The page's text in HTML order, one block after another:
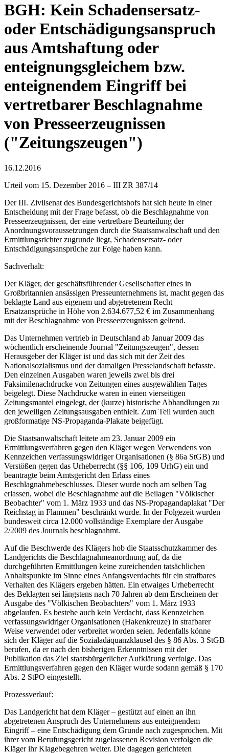
BGH: Kein Schadensersatz-
oder Entschädigungsanspruch
aus Amtshaftung oder
enteignungsgleichem bzw.
enteignendem Eingriff bei
vertretbarer Beschlagnahme
von Presseerzeugnissen
("Zeitungszeugen")
16.12.2016
Urteil vom 15. Dezember 2016 – III ZR 387/14
Der III. Zivilsenat des Bundesgerichtshofs hat sich heute in einer
Entscheidung mit der Frage befasst, ob die Beschlagnahme von
Presseerzeugnissen, der eine vertretbare Beurteilung der
Anordnungsvoraussetzungen durch die Staatsanwaltschaft und den
Ermittlungsrichter zugrunde liegt, Schadensersatz- oder
Entschädigungsansprüche zur Folge haben kann.
Sachverhalt:
Der Kläger, der geschäftsführender Gesellschafter eines in
Großbritannien ansässigen Presseunternehmens ist, macht gegen das
beklagte Land aus eigenem und abgetretenem Recht
Ersatzansprüche in Höhe von 2.634.677,52 € im Zusammenhang
mit der Beschlagnahme von Presseerzeugnissen geltend.
Das Unternehmen vertrieb in Deutschland ab Januar 2009 das
wöchentlich erscheinende Journal "Zeitungszeugen", dessen
Herausgeber der Kläger ist und das sich mit der Zeit des
Nationalsozialismus und der damaligen Presselandschaft befasste.
Den einzelnen Ausgaben waren jeweils zwei bis drei
Faksimilenachdrucke von Zeitungen eines ausgewählten Tages
beigelegt. Diese Nachdrucke waren in einen vierseitigen
Zeitungsmantel eingelegt, der (kurze) historische Abhandlungen zu
den jeweiligen Zeitungsausgaben enthielt. Zum Teil wurden auch
großformatige NS-Propaganda-Plakate beigefügt.
Die Staatsanwaltschaft leitete am 23. Januar 2009 ein
Ermittlungsverfahren gegen den Kläger wegen Verwendens von
Kennzeichen verfassungswidriger Organisationen (§ 86a StGB) und
Verstößen gegen das Urheberrecht (§§ 106, 109 UrhG) ein und
beantragte beim Amtsgericht den Erlass eines
Beschlagnahmebeschlusses. Dieser wurde noch am selben Tag
erlassen, wobei die Beschlagnahme auf die Beilagen "Völkischer
Beobachter" vom 1. März 1933 und das NS-Propagandaplakat "Der
Reichstag in Flammen" beschränkt wurde. In der Folgezeit wurden
bundesweit circa 12.000 vollständige Exemplare der Ausgabe
2/2009 des Journals beschlagnahmt.
Auf die Beschwerde des Klägers hob die Staatsschutzkammer des
Landgerichts die Beschlagnahmeanordnung auf, da die
durchgeführten Ermittlungen keine zureichenden tatsächlichen
Anhaltspunkte im Sinne eines Anfangsverdachts für ein strafbares
Verhalten des Klägers ergeben hätten. Ein etwaiges Urheberrecht
des Beklagten sei längstens nach 70 Jahren ab dem Erscheinen der
Ausgabe des "Völkischen Beobachters" vom 1. März 1933
abgelaufen. Es bestehe auch kein Verdacht, dass Kennzeichen
verfassungswidriger Organisationen (Hakenkreuze) in strafbarer
Weise verwendet oder verbreitet worden seien. Jedenfalls könne
sich der Kläger auf die Sozialadäquanzklausel des § 86 Abs. 3 StGB
berufen, da er nach den bisherigen Erkenntnissen mit der
Publikation das Ziel staatsbürgerlicher Aufklärung verfolge. Das
Ermittlungsverfahren gegen den Kläger wurde sodann gemäß § 170
Abs. 2 StPO eingestellt.
Prozessverlauf:
Das Landgericht hat dem Kläger – gestützt auf einen an ihn
abgetretenen Anspruch des Unternehmens aus enteignendem
Eingriff – eine Entschädigung dem Grunde nach zugesprochen. Mit
ihrer vom Berufungsgericht zugelassenen Revision verfolgen die
Kläger ihr Klagebegehren weiter. Die dagegen gerichteten